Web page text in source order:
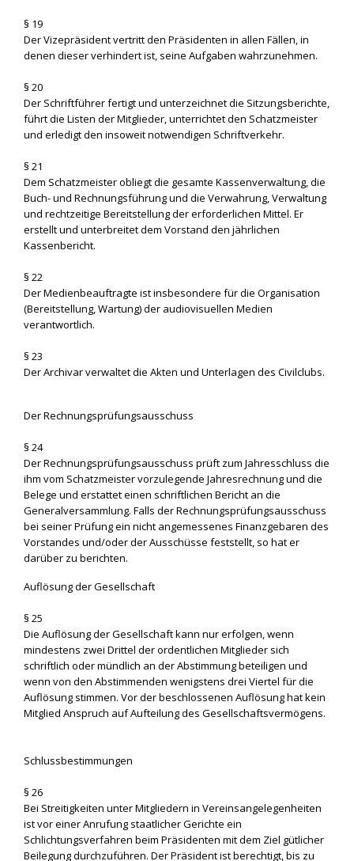
§ 19
Der Vizepräsident vertritt den Präsidenten in allen Fällen, in
denen dieser verhindert ist, seine Aufgaben wahrzunehmen.
§ 20
Der Schriftführer fertigt und unterzeichnet die Sitzungsberichte,
führt die Listen der Mitglieder, unterrichtet den Schatzmeister
und erledigt den insoweit notwendigen Schriftverkehr.
§ 21
Dem Schatzmeister obliegt die gesamte Kassenverwaltung, die
Buch- und Rechnungsführung und die Verwahrung, Verwaltung
und rechtzeitige Bereitstellung der erforderlichen Mittel. Er
erstellt und unterbreitet dem Vorstand den jährlichen
Kassenbericht.
§ 22
Der Medienbeauftragte ist insbesondere für die Organisation
(Bereitstellung, Wartung) der audiovisuellen Medien
verantwortlich.
§ 23
Der Archivar verwaltet die Akten und Unterlagen des Civilclubs.
Der Rechnungsprüfungsausschuss
§ 24
Der Rechnungsprüfungsausschuss prüft zum Jahresschluss die
ihm vom Schatzmeister vorzulegende Jahresrechnung und die
Belege und erstattet einen schriftlichen Bericht an die
Generalversammlung. Falls der Rechnungsprüfungsausschuss
bei seiner Prüfung ein nicht angemessenes Finanzgebaren des
Vorstandes und/oder der Ausschüsse feststellt, so hat er
darüber zu berichten.
Auflösung der Gesellschaft
§ 25
Die Auflösung der Gesellschaft kann nur erfolgen, wenn
mindestens zwei Drittel der ordentlichen Mitglieder sich
schriftlich oder mündlich an der Abstimmung beteiligen und
wenn von den Abstimmenden wenigstens drei Viertel für die
Auflösung stimmen. Vor der beschlossenen Auflösung hat kein
Mitglied Anspruch auf Aufteilung des Gesellschaftsvermögens.
Schlussbestimmungen
§ 26
Bei Streitigkeiten unter Mitgliedern in Vereinsangelegenheiten
ist vor einer Anrufung staatlicher Gerichte ein
Schlichtungsverfahren beim Präsidenten mit dem Ziel gütlicher
Beilegung durchzuführen. Der Präsident ist berechtigt, bis zu